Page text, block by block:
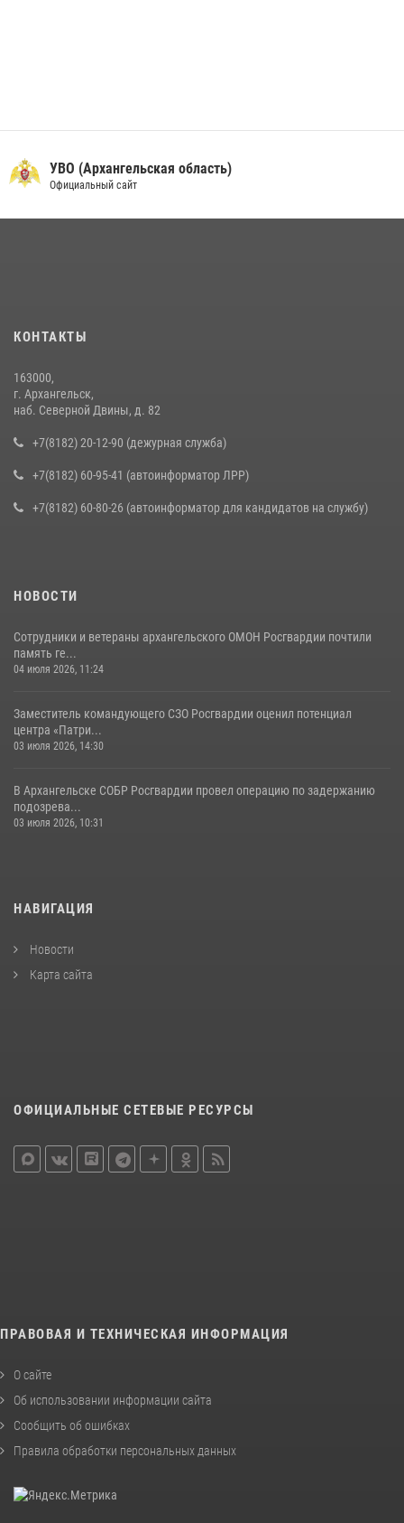
УВО (Архангельская область)
Официальный сайт
КОНТАКТЫ
163000,
г. Архангельск,
наб. Северной Двины, д. 82
+7(8182) 20-12-90 (дежурная служба)
+7(8182) 60-95-41 (автоинформатор ЛРР)
+7(8182) 60-80-26 (автоинформатор для кандидатов на службу)
НОВОСТИ
Сотрудники и ветераны архангельского ОМОН Росгвардии почтили
память ге...
04 июля 2026, 11:24
Заместитель командующего СЗО Росгвардии оценил потенциал
центра «Патри...
03 июля 2026, 14:30
В Архангельске СОБР Росгвардии провел операцию по задержанию
подозрева...
03 июля 2026, 10:31
НАВИГАЦИЯ
Новости
Карта сайта
ОФИЦИАЛЬНЫЕ СЕТЕВЫЕ РЕСУРСЫ
ПРАВОВАЯ И ТЕХНИЧЕСКАЯ ИНФОРМАЦИЯ
О сайте
Об использовании информации сайта
Сообщить об ошибках
Правила обработки персональных данных